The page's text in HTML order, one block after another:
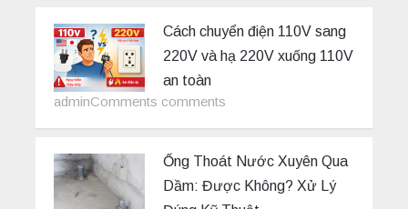
Cách chuyển điện 110V sang
220V và hạ 220V xuống 110V
an toàn
adminComments comments
Ống Thoát Nước Xuyên Qua
Dầm: Được Không? Xử Lý